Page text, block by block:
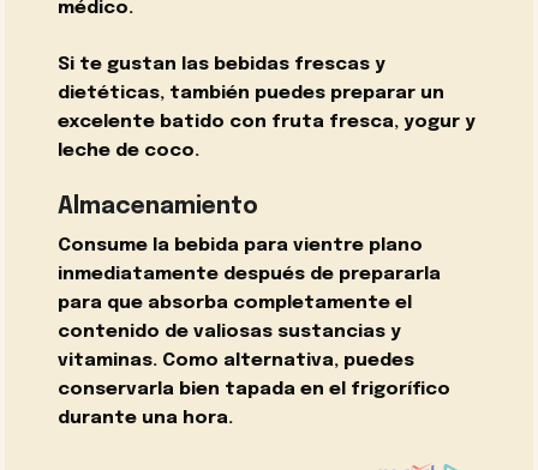
médico.
Si te gustan las bebidas frescas y
dietéticas, también puedes preparar un
excelente batido con fruta fresca, yogur y
leche de coco.
Almacenamiento
Consume la bebida para vientre plano
inmediatamente después de prepararla
para que absorba completamente el
contenido de valiosas sustancias y
vitaminas. Como alternativa, puedes
conservarla bien tapada en el frigorífico
durante una hora.